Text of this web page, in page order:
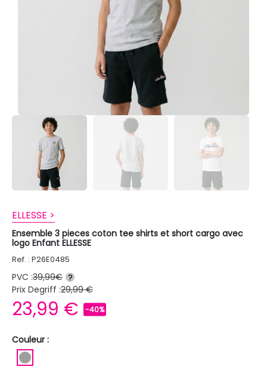
ELLESSE >
Ensemble 3 pieces coton tee shirts et short cargo avec
logo Enfant ELLESSE
Ref. : P26E0485
PVC :39,99€ ?
Prix Degriff :29,99 €
23,99 € -40%
Couleur :